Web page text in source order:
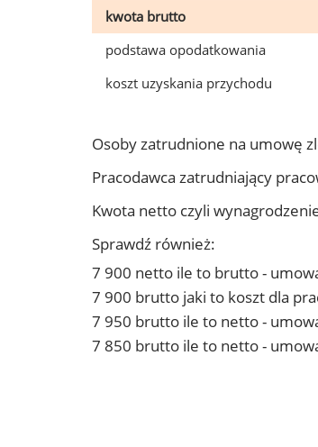
kwota brutto
podstawa opodatkowania
koszt uzyskania przychodu
Osoby zatrudnione na umowę
Pracodawca zatrudniający
Kwota netto czyli
Sprawdź również:
7 900 netto ile to brutto -
7 900 brutto jaki to koszt dla
7 950 brutto ile to netto -
7 850 brutto ile to netto -